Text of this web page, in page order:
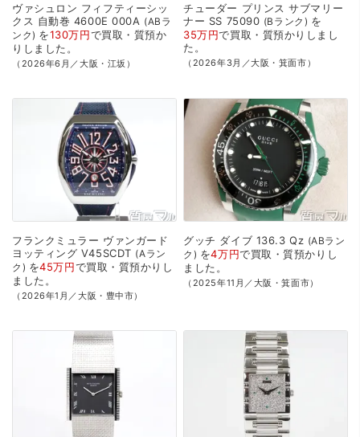
ヴァシュロン フィフティーシッ
クス 自動巻 4600E 000A
ABラ
ンク を130万円で買取・質預か
り しました。
（2026年6月／大阪・江坂）
チューダー プリンス サブマリー
ナー SS 75090 Bランク
を
35万円で買取・質預かり しまし
た。
（2026年3月／大阪・箕面市）
フランクミュラー ヴァンガード
ヨッティング V45SCDT
Aラン
ク
を45万円で買取・質預かり し
ました。
（2026年1月／大阪・豊中市）
グッチ ダイブ 136.3 Qz
ABラン
ク
を4万円で買取・質預かり し
ました。
（2025年11月／大阪・箕面市）